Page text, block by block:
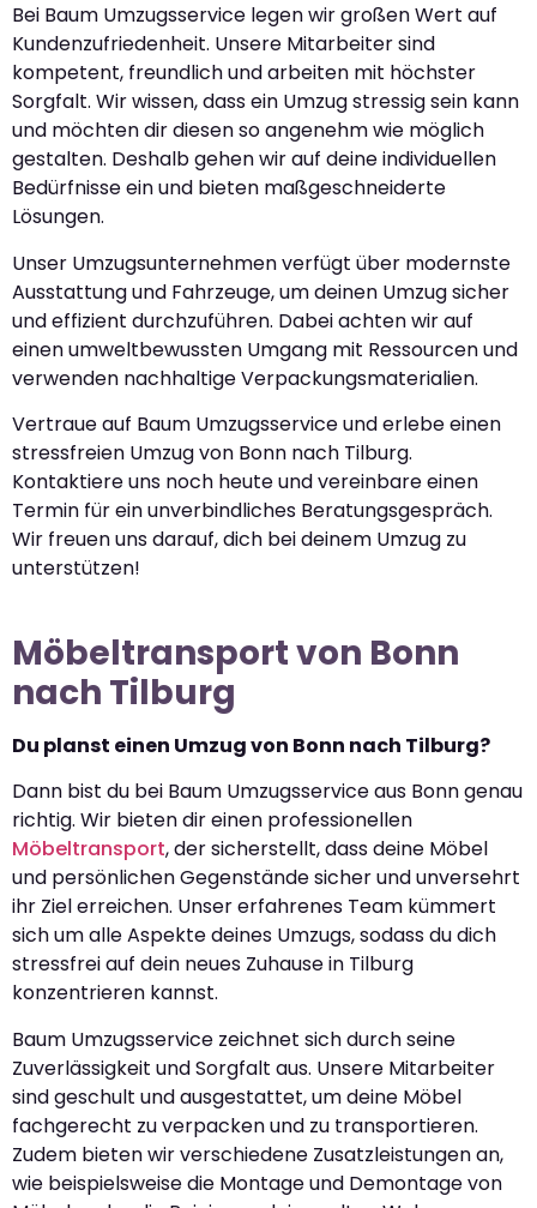
Bei Baum Umzugsservice legen wir großen Wert auf
Kundenzufriedenheit. Unsere Mitarbeiter sind
kompetent, freundlich und arbeiten mit höchster
Sorgfalt. Wir wissen, dass ein Umzug stressig sein kann
und möchten dir diesen so angenehm wie möglich
gestalten. Deshalb gehen wir auf deine individuellen
Bedürfnisse ein und bieten maßgeschneiderte
Lösungen.
Unser Umzugsunternehmen verfügt über modernste
Ausstattung und Fahrzeuge, um deinen Umzug sicher
und effizient durchzuführen. Dabei achten wir auf
einen umweltbewussten Umgang mit Ressourcen und
verwenden nachhaltige Verpackungsmaterialien.
Vertraue auf Baum Umzugsservice und erlebe einen
stressfreien Umzug von Bonn nach Tilburg.
Kontaktiere uns noch heute und vereinbare einen
Termin für ein unverbindliches Beratungsgespräch.
Wir freuen uns darauf, dich bei deinem Umzug zu
unterstützen!
Möbeltransport von Bonn
nach Tilburg
Du planst einen Umzug von Bonn nach Tilburg?
Dann bist du bei Baum Umzugsservice aus Bonn genau
richtig. Wir bieten dir einen professionellen
Möbeltransport, der sicherstellt, dass deine Möbel
und persönlichen Gegenstände sicher und unversehrt
ihr Ziel erreichen. Unser erfahrenes Team kümmert
sich um alle Aspekte deines Umzugs, sodass du dich
stressfrei auf dein neues Zuhause in Tilburg
konzentrieren kannst.
Baum Umzugsservice zeichnet sich durch seine
Zuverlässigkeit und Sorgfalt aus. Unsere Mitarbeiter
sind geschult und ausgestattet, um deine Möbel
fachgerecht zu verpacken und zu transportieren.
Zudem bieten wir verschiedene Zusatzleistungen an,
wie beispielsweise die Montage und Demontage von